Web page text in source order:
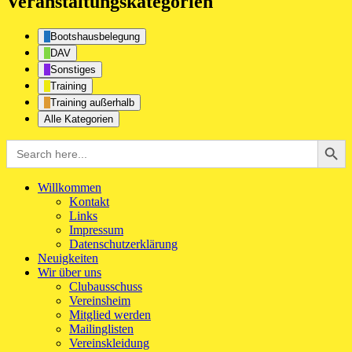
Bootshausbelegung
DAV
Sonstiges
Training
Training außerhalb
Alle Kategorien
Search
for:
Search Button
Willkommen
Kontakt
Links
Impressum
Datenschutzerklärung
Neuigkeiten
Wir über uns
Clubausschuss
Vereinsheim
Mitglied werden
Mailinglisten
Vereinskleidung